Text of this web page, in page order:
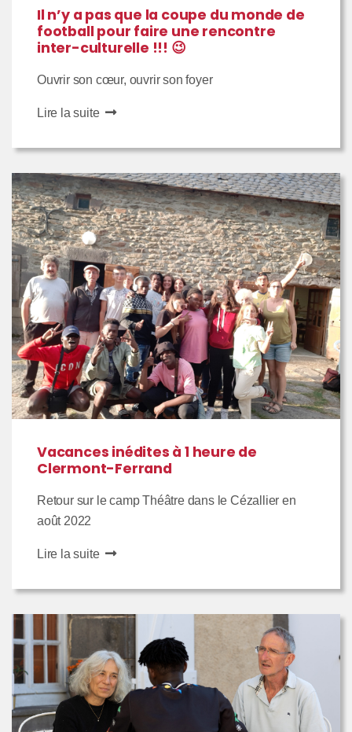
Il n’y a pas que la coupe du monde de
football pour faire une rencontre
inter-culturelle !!! 😉
Ouvrir son cœur, ouvrir son foyer
Lire la suite
Vacances inédites à 1 heure de
Clermont-Ferrand
Retour sur le camp Théâtre dans le Cézallier en
août 2022
Lire la suite